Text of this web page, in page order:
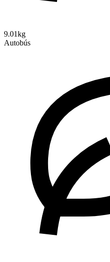
9.01kg
Autobús